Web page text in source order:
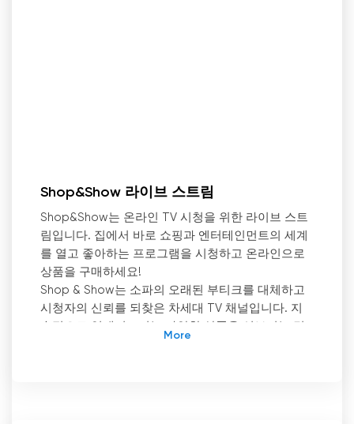
Shop&Show 라이브 스트림
Shop&Show는 온라인 TV 시청을 위한 라이브 스트
림입니다. 집에서 바로 쇼핑과 엔터테인먼트의 세계
를 열고 좋아하는 프로그램을 시청하고 온라인으로
상품을 구매하세요!
Shop & Show는 소파의 오래된 부티크를 대체하고
시청자의 신뢰를 되찾은 차세대 TV 채널입니다. 지